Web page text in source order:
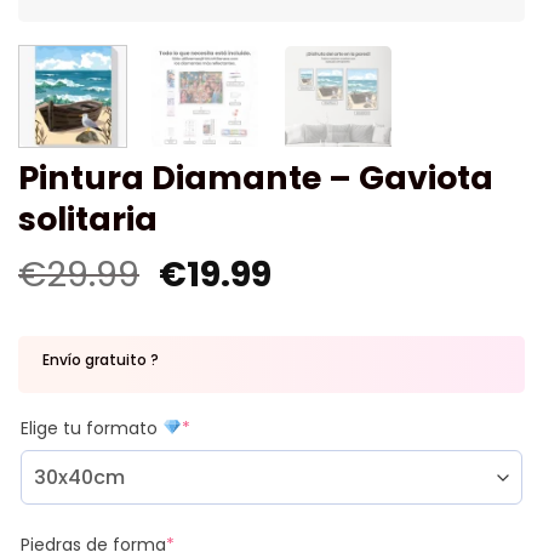
Pintura Diamante – Gaviota
solitaria
€29.99 €19.99
Envío gratuito ?
Elige tu formato *
Piedras de forma*